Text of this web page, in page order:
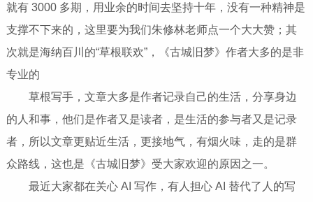
就有 3000 多期，用业余的时间去坚持十年，没有一种精神是
支撑不下来的，这里要为我们朱修林老师点一个大大赞；其
次就是海纳百川的“草根联欢”，《古城旧梦》作者大多的是非
专业的
草根写手，文章大多是作者记录自己的生活，分享身边
的人和事，他们是作者又是读者，是生活的参与者又是记录
者，所以文章更贴近生活，更接地气，有烟火味，走的是群
众路线，这也是《古城旧梦》受大家欢迎的原因之一。
最近大家都在关心 AI 写作，有人担心 AI 替代了人的写